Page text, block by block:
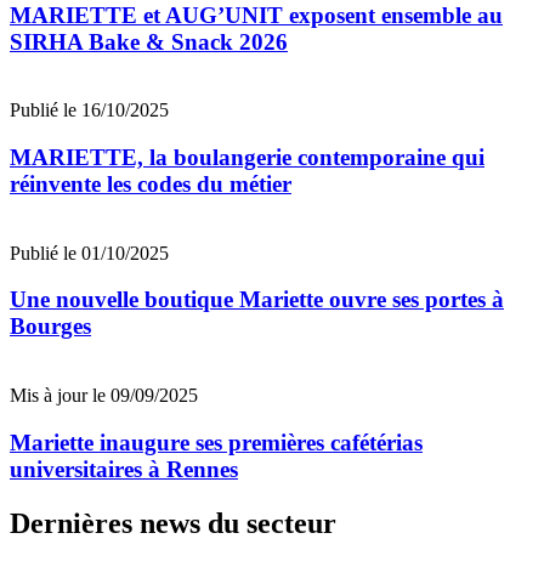
MARIETTE et AUG’UNIT exposent ensemble au
SIRHA Bake & Snack 2026
Publié le 16/10/2025
MARIETTE, la boulangerie contemporaine qui
réinvente les codes du métier
Publié le 01/10/2025
Une nouvelle boutique Mariette ouvre ses portes à
Bourges
Mis à jour le 09/09/2025
Mariette inaugure ses premières cafétérias
universitaires à Rennes
Dernières news du secteur